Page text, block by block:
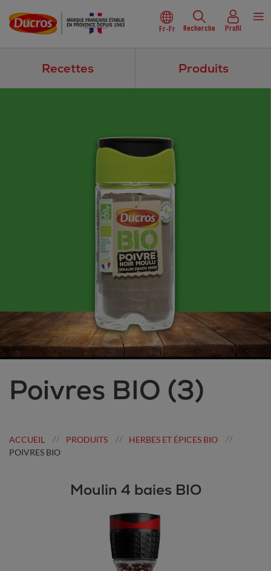
Fr-Fr Recherche Profil
Recettes Produits
Poivres BIO (3)
ACCUEIL // PRODUITS // HERBES ET ÉPICES BIO //
POIVRES BIO
Moulin 4 baies BIO